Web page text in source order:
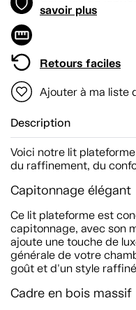
savoir plus
Retours faciles
Ajouter à ma liste
Description
Voici notre lit
du raffinement, du
Capitonnage élégant
Ce lit plateforme est
capitonnage, avec son
ajoute une touche de
générale de votre
goût et d'un style
Cadre en bois massif